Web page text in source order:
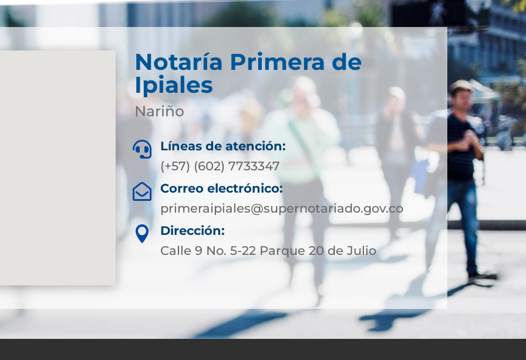
Notaría Primera de
Ipiales
Nariño

Líneas de atención:
(+57) (602) 7733347

Correo electrónico:
primeraipiales@supernotariado.gov.co

Dirección:
Calle 9 No. 5-22 Parque 20 de Julio